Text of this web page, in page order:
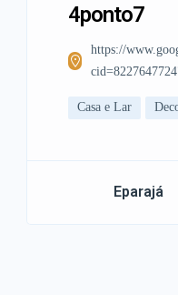
4ponto7
https://
Casa e Lar
Eparajá